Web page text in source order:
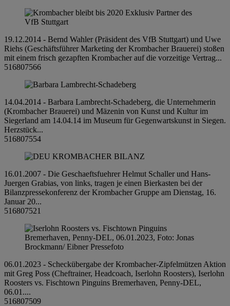
19.12.2014 - Bernd Wahler (Präsident des VfB Stuttgart) und Uwe
Riehs (Geschäftsführer Marketing der Krombacher Brauerei) stoßen
mit einem frisch gezapften Krombacher auf die vorzeitige Vertrag...
516807566
14.04.2014 - Barbara Lambrecht-Schadeberg, die Unternehmerin
(Krombacher Brauerei) und Mäzenin von Kunst und Kultur im
Siegerland am 14.04.14 im Museum für Gegenwartskunst in Siegen.
Herzstück...
516807554
16.01.2007 - Die Geschaeftsfuehrer Helmut Schaller und Hans-
Juergen Grabias, von links, tragen je einen Bierkasten bei der
Bilanzpressekonferenz der Krombacher Gruppe am Dienstag, 16.
Januar 20...
516807521
06.01.2023 - Scheckübergabe der Krombacher-Zipfelmützen Aktion
mit Greg Poss (Cheftrainer, Headcoach, Iserlohn Roosters), Iserlohn
Roosters vs. Fischtown Pinguins Bremerhaven, Penny-DEL,
06.01....
516807509